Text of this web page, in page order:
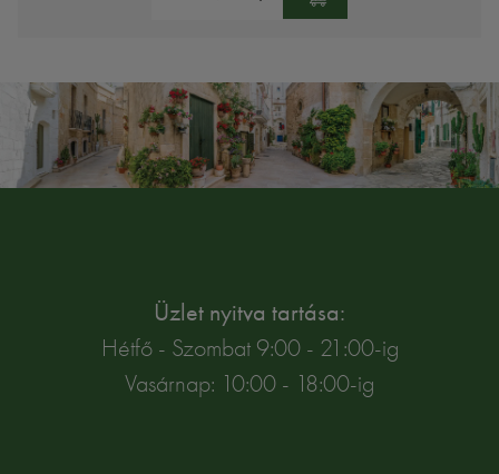
Üzlet nyitva tartása:
Hétfő - Szombat 9:00 - 21:00-ig
Vasárnap: 10:00 - 18:00-ig